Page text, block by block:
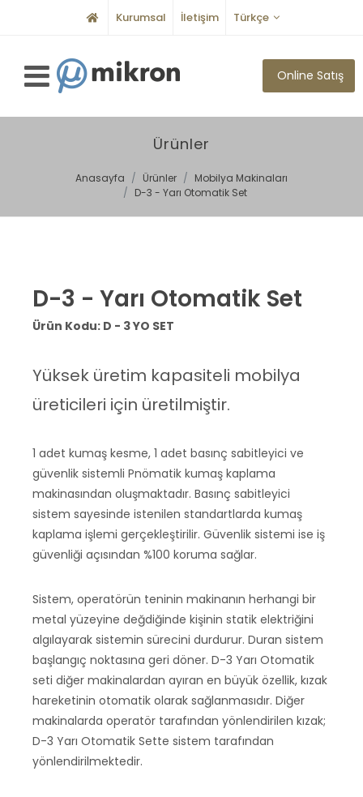
Kurumsal İletişim Türkçe
Online Satış
Ürünler
Anasayfa Ürünler
Mobilya Makinaları
D-3 - Yarı Otomatik Set
D-3 - Yarı Otomatik Set
Ürün Kodu: D - 3 YO SET
Yüksek üretim kapasiteli mobilya
üreticileri için üretilmiştir.
1 adet kumaş kesme, 1 adet basınç sabitleyici ve
güvenlik sistemli Pnömatik kumaş kaplama
makinasından oluşmaktadır. Basınç sabitleyici
sistem sayesinde istenilen standartlarda kumaş
kaplama işlemi gerçekleştirilir. Güvenlik sistemi ise iş
güvenliği açısından %100 koruma sağlar.
Sistem, operatörün teninin makinanın herhangi bir
metal yüzeyine değdiğinde kişinin statik elektriğini
algılayarak sistemin sürecini durdurur. Duran sistem
başlangıç noktasına geri döner. D-3 Yarı Otomatik
seti diğer makinalardan ayıran en büyük özellik, kızak
hareketinin otomatik olarak sağlanmasıdır. Diğer
makinalarda operatör tarafından yönlendirilen kızak;
D-3 Yarı Otomatik Sette sistem tarafından
yönlendirilmektedir.